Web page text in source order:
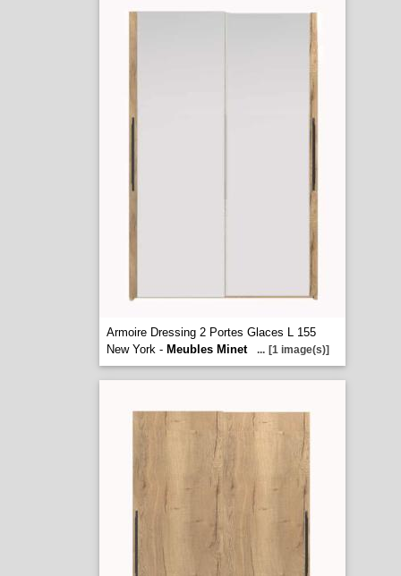
Armoire Dressing 2 Portes Glaces L 155
New York - Meubles Minet ... [1 image(s)]